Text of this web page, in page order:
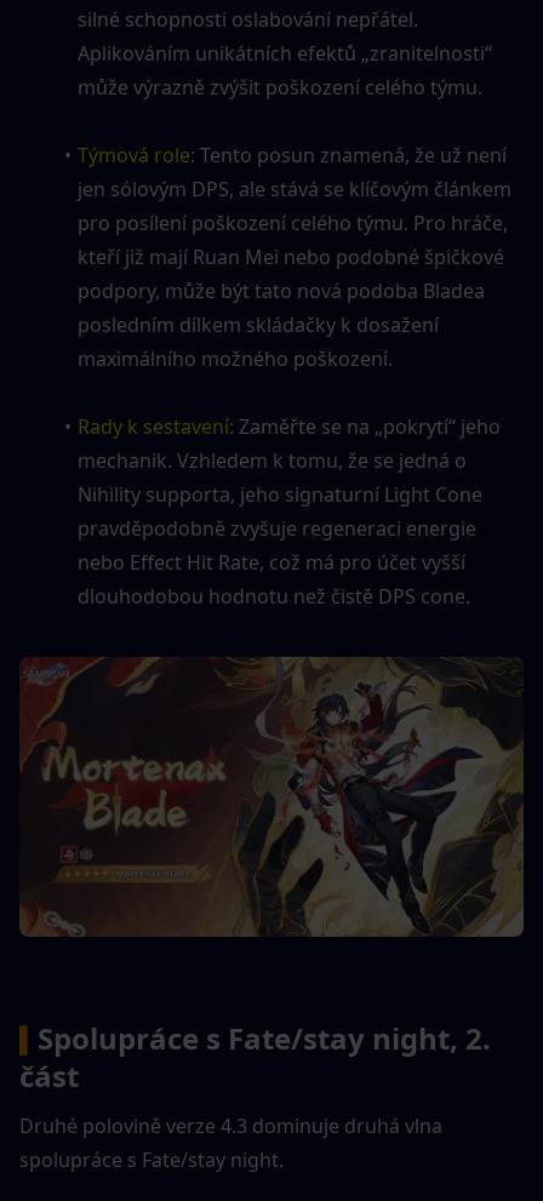
silné schopnosti oslabování nepřátel.
Aplikováním unikátních efektů „zranitelnosti“
může výrazně zvýšit poškození celého týmu.
Týmová role: Tento posun znamená, že už není
jen sólovým DPS, ale stává se klíčovým článkem
pro posílení poškození celého týmu. Pro hráče,
kteří již mají Ruan Mei nebo podobné špičkové
podpory, může být tato nová podoba Bladea
posledním dílkem skládačky k dosažení
maximálního možného poškození.
Rady k sestavení: Zaměřte se na „pokrytí“ jeho
mechanik. Vzhledem k tomu, že se jedná o
Nihility supporta, jeho signaturní Light Cone
pravděpodobně zvyšuje regeneraci energie
nebo Effect Hit Rate, což má pro účet vyšší
dlouhodobou hodnotu než čistě DPS cone.
Spolupráce s Fate/stay night, 2.
část
Druhé polovině verze 4.3 dominuje druhá vlna
spolupráce s Fate/stay night.